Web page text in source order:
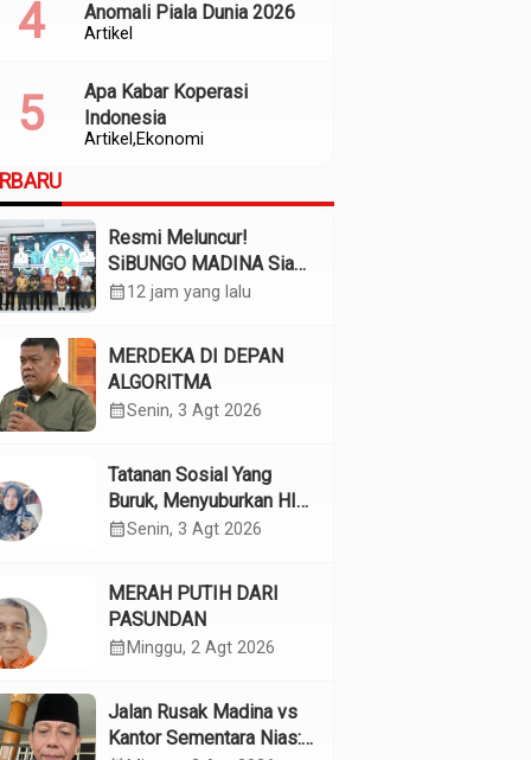
Artikel
Anomali Piala Dunia 2026
Artikel Ekonomi
Apa Kabar Koperasi
Indonesia
Resmi Meluncur!
SiBUNGO MADINA Siap
Optimalkan Pendapatan
calendar_month12 jam yang lalu
MERDEKA DI DEPAN
ALGORITMA
calendar_monthSenin, 3 Agt 2026
Tatanan Sosial Yang
Buruk, Menyuburkan HIV
Pada Remaja
calendar_monthSenin, 3 Agt 2026
MERAH PUTIH DARI
PASUNDAN
calendar_month Minggu, 2 Agt 2026
Jalan Rusak Madina vs
Kantor Sementara Nias: